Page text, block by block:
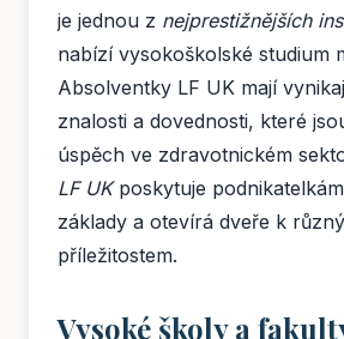
je jednou z nejprestižnějších
nabízí vysokoškolské studium
Absolventky LF UK mají
znalosti a dovednosti, které
úspěch ve zdravotnickém
LF UKposkytuje
základy a otevírá dveře k
příležitostem.
Vysoké školy a